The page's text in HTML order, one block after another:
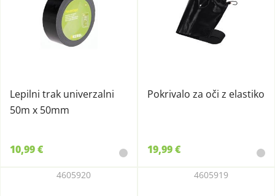
Lepilni trak univerzalni
50m x 50mm
10,99 €
Pokrivalo za oči z elastiko
19,99 €
4605920 4605919